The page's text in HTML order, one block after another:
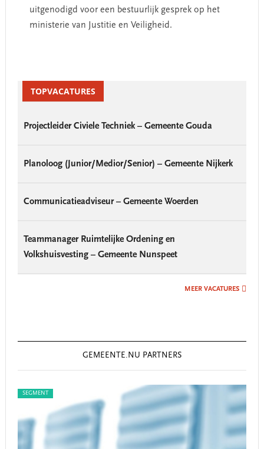
uitgenodigd voor een bestuurlijk gesprek op het
ministerie van Justitie en Veiligheid.
SidebarTOPVACATURES
Projectleider Civiele Techniek – Gemeente Gouda
Planoloog (Junior/Medior/Senior) – Gemeente Nijkerk
Communicatieadviseur – Gemeente Woerden
Teammanager Ruimtelijke Ordening en
Volkshuisvesting – Gemeente Nunspeet
MEER VACATURES
GEMEENTE.NU PARTNERS
SEGMENT